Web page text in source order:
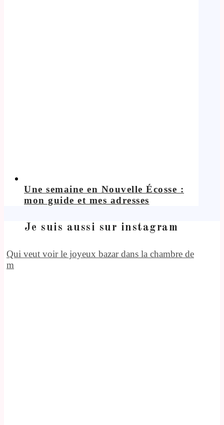
Une semaine en Nouvelle Écosse :
mon guide et mes adresses
Je suis aussi sur instagram
Qui veut voir le joyeux bazar dans la chambre de
m